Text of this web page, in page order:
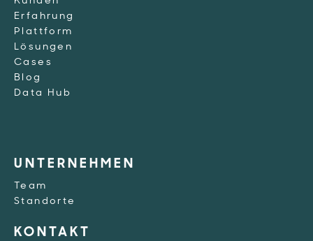
UNTERNEHMEN
Team
Standorte
KONTAKT
Erfahrung
Plattform
Lösungen
Cases
Blog
Data Hub